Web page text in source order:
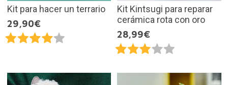
Kit para hacer un terrario
29,90€
Kit Kintsugi para reparar
cerámica rota con oro
28,99€